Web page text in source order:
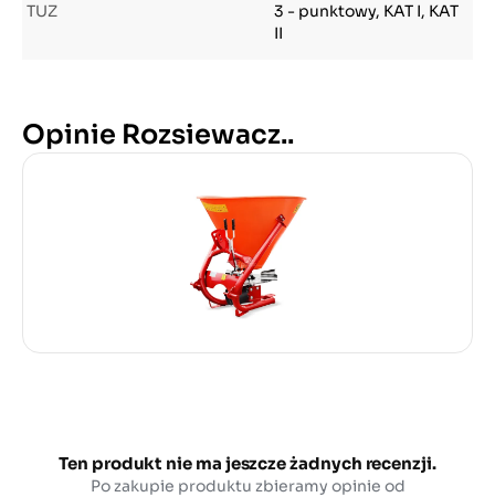
TUZ
3 - punktowy, KAT I, KAT
II
Opinie Rozsiewacz..
Ten produkt nie ma jeszcze żadnych recenzji.
Po zakupie produktu zbieramy opinie od